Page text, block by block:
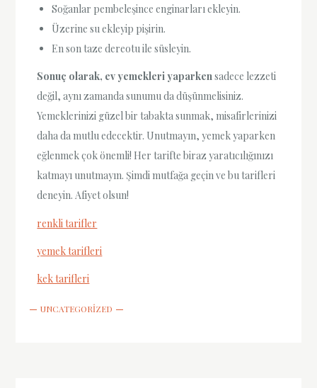
Soğanlar pembeleşince enginarları ekleyin.
Üzerine su ekleyip pişirin.
En son taze dereotu ile süsleyin.
Sonuç olarak, ev yemekleri yaparkensadece lezzeti
değil, aynı zamanda sunumu da düşünmelisiniz.
Yemeklerinizi güzel bir tabakta sunmak, misafirlerinizi
daha da mutlu edecektir. Unutmayın, yemek yaparken
eğlenmek çok önemli! Her tarifte biraz yaratıcılığınızı
katmayı unutmayın. Şimdi mutfağa geçin ve bu tarifleri
deneyin. Afiyet olsun!
renkli tarifler
yemek tarifleri
kek tarifleri
UNCATEGORIZED